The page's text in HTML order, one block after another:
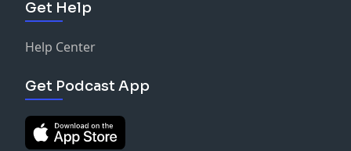
Get Help
Help Center
Get Podcast App